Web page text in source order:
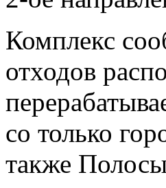
Комплекс
отходов
со только
также